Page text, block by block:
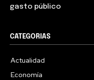
gasto público
CATEGORIAS
Actualidad
Economía